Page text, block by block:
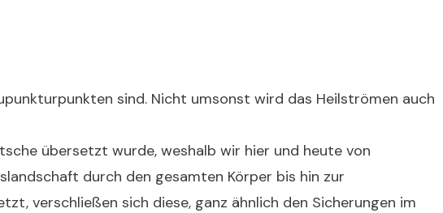
sind. Nicht umsonst wird das Heilströmen auch
übersetzt wurde, weshalb wir hier und heute von
durch den gesamten Körper bis hin zur
verschließen sich diese, ganz ähnlich den Sicherungen im